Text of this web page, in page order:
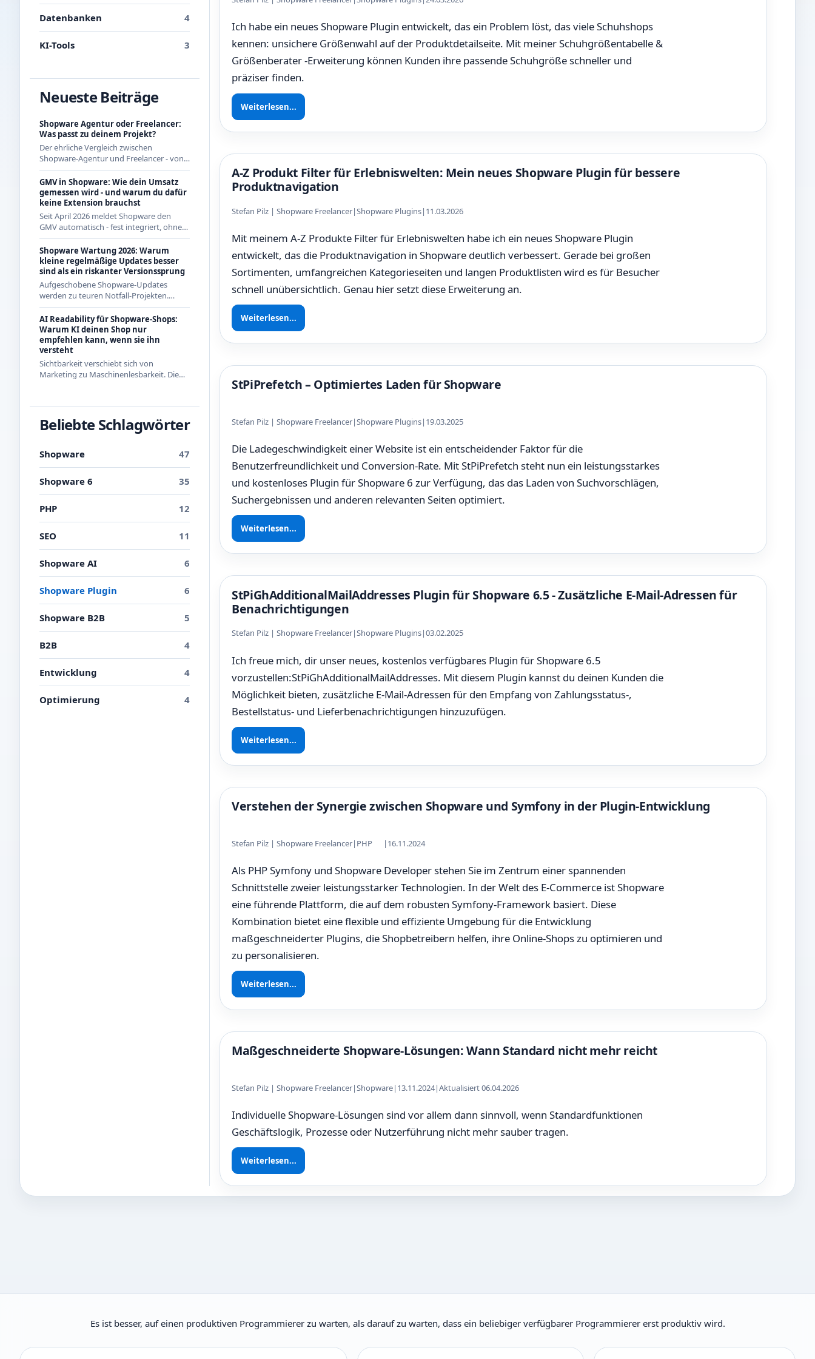
Datenbanken 4
KI-Tools 3
Neueste Beiträge
Shopware Agentur oder Freelancer:
Was passt zu deinem Projekt?
Der ehrliche Vergleich zwischen
Shopware-Agentur und Freelancer - von
jemandem, der als Freelancer regelmäßig
mit Agenturen zusammenarbeitet und
beide Seiten kennt.
GMV in Shopware: Wie dein Umsatz
gemessen wird - und warum du dafür
keine Extension brauchst
Seit April 2026 meldet Shopware den
GMV automatisch - fest integriert, ohne
App aus dem Store. Wie die Berechnung
genau funktioniert und was das für CE-
Händler bedeutet.
Shopware Wartung 2026: Warum
kleine regelmäßige Updates besser
sind als ein riskanter Versionssprung
Aufgeschobene Shopware-Updates
werden zu teuren Notfall-Projekten.
Warum regelmäßige kleine Updates 2026
die wirtschaftlichere Strategie sind - mit
Beispielen aus den letzten Releases.
AI Readability für Shopware-Shops:
Warum KI deinen Shop nur
empfehlen kann, wenn sie ihn
versteht
Sichtbarkeit verschiebt sich von
Marketing zu Maschinenlesbarkeit. Die
kannst.
Beliebte Schlagwörter
Shopware 47
Shopware 6 35
PHP 12
SEO 11
Shopware AI 6
Shopware Plugin 6
Shopware B2B 5
B2B 4
Entwicklung 4
Optimierung 4
Ich habe ein neues Shopware Plugin entwickelt, das ein Problem löst, das viele Schuhshops
kennen: unsichere Größenwahl auf der Produktdetailseite. Mit meiner Schuhgrößentabelle &
Größenberater -Erweiterung können Kunden ihre passende Schuhgröße schneller und
präziser finden.
Weiterlesen...
A-Z Produkt Filter für Erlebniswelten: Mein neues Shopware Plugin für bessere
Produktnavigation
Stefan Pilz | Shopware Freelancer|Shopware Plugins| 11.03.2026
Mit meinem A-Z Produkte Filter für Erlebniswelten habe ich ein neues Shopware Plugin
entwickelt, das die Produktnavigation in Shopware deutlich verbessert. Gerade bei großen
Sortimenten, umfangreichen Kategorieseiten und langen Produktlisten wird es für Besucher
schnell unübersichtlich. Genau hier setzt diese Erweiterung an.
Weiterlesen...
StPiPrefetch – Optimiertes Laden für Shopware
Stefan Pilz | Shopware Freelancer|Shopware Plugins| 19.03.2025
Die Ladegeschwindigkeit einer Website ist ein entscheidender Faktor für die
Benutzerfreundlichkeit und Conversion-Rate. Mit StPiPrefetch steht nun ein leistungsstarkes
und kostenloses Plugin für Shopware 6 zur Verfügung, das das Laden von Suchvorschlägen,
Suchergebnissen und anderen relevanten Seiten optimiert.
Weiterlesen...
StPiGhAdditionalMailAddresses Plugin für Shopware 6.5 - Zusätzliche E-Mail-Adressen für
Benachrichtigungen
Stefan Pilz | Shopware Freelancer|Shopware Plugins|03.02.2025
Ich freue mich, dir unser neues, kostenlos verfügbares Plugin für Shopware 6.5
vorzustellen:StPiGhAdditionalMailAddresses. Mit diesem Plugin kannst du deinen Kunden die
Möglichkeit bieten, zusätzliche E-Mail-Adressen für den Empfang von Zahlungsstatus-,
Bestellstatus- und Lieferbenachrichtigungen hinzuzufügen.
Weiterlesen...
Verstehen der Synergie zwischen Shopware und Symfony in der Plugin-Entwicklung
Stefan Pilz | Shopware Freelancer| PHP | 16.11.2024
Als PHP Symfony und Shopware Developer stehen Sie im Zentrum einer spannenden
Schnittstelle zweier leistungsstarker Technologien. In der Welt des E-Commerce ist Shopware
eine führende Plattform, die auf dem robusten Symfony-Framework basiert. Diese
Kombination bietet eine flexible und effiziente Umgebung für die Entwicklung
maßgeschneiderter Plugins, die Shopbetreibern helfen, ihre Online-Shops zu optimieren und
zu personalisieren.
Weiterlesen...
Maßgeschneiderte Shopware-Lösungen: Wann Standard nicht mehr reicht
Stefan Pilz | Shopware Freelancer|Shopware| 13.11.2024|Aktualisiert 06.04.2026
Individuelle Shopware-Lösungen sind vor allem dann sinnvoll, wenn Standardfunktionen
Geschäftslogik, Prozesse oder Nutzerführung nicht mehr sauber tragen.
Weiterlesen...
Es ist besser, auf einen produktiven Programmierer zu warten, als darauf zu warten, dass ein beliebiger verfügbarer Programmierer erst produktiv wird.